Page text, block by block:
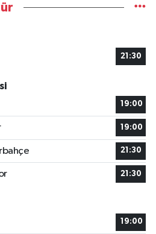
21:30
19:00
19:00
21:30
21:30
19:00